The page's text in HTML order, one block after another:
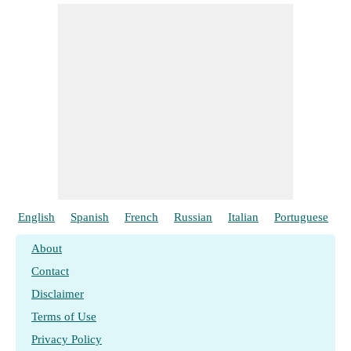
English Spanish French Russian Italian Portuguese
About
Contact
Disclaimer
Terms of Use
Privacy Policy